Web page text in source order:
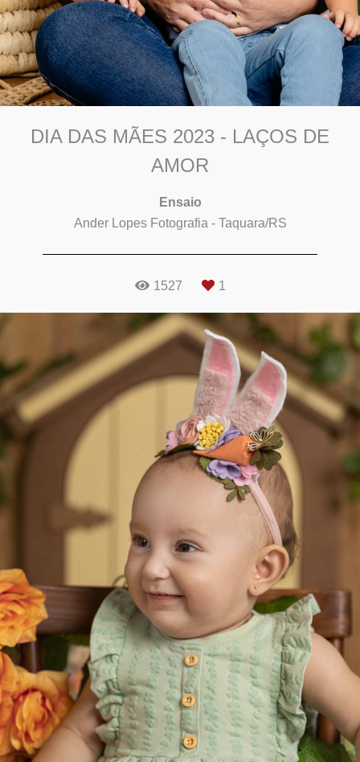
DIA DAS MÃES 2023 - LAÇOS DE
AMOR
Ensaio
Ander Lopes Fotografia - Taquara/RS
1527 1